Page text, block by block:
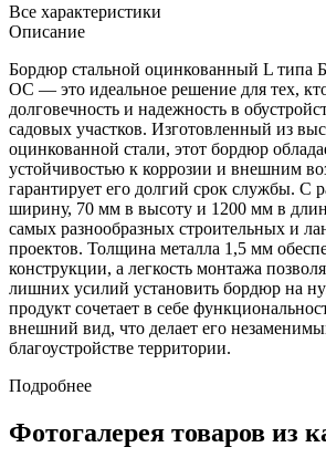
Все характеристики
Описание
Бордюр стальной оцинкованный L типа
ОС — это идеальное решение для тех,
долговечность и надежность в
садовых участков. Изготовленный из
оцинкованной стали, этот бордюр
устойчивостью к коррозии и внешним
гарантирует его долгий срок службы. С
ширину, 70 мм в высоту и 1200 мм в
самых разнообразных строительных и
проектов. Толщина металла 1,5 мм
конструкции, а легкость монтажа
лишних усилий установить бордюр на
продукт сочетает в себе
внешний вид, что делает его
благоустройстве территории.
Подробнее
Фотогалерея товаров из